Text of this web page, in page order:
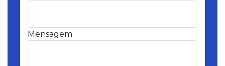
Mensagem